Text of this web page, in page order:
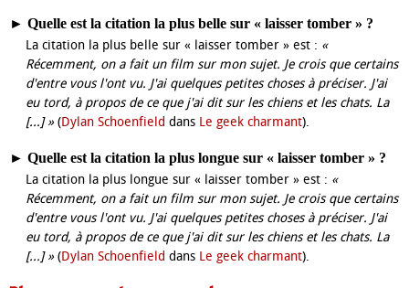
► Quelle est la citation la plus belle sur « laisser tomber » ?
La citation la plus belle sur « laisser tomber » est : «
Récemment, on a fait un film sur mon sujet. Je crois que certains
d'entre vous l'ont vu. J'ai quelques petites choses à préciser. J'ai
eu tord, à propos de ce que j'ai dit sur les chiens et les chats. La
[...] »(Dylan Schoenfield dans Le geek charmant).
► Quelle est la citation la plus longue sur « laisser tomber » ?
La citation la plus longue sur « laisser tomber » est : «
Récemment, on a fait un film sur mon sujet. Je crois que certains
d'entre vous l'ont vu. J'ai quelques petites choses à préciser. J'ai
eu tord, à propos de ce que j'ai dit sur les chiens et les chats. La
[...] »(Dylan Schoenfield dans Le geek charmant).